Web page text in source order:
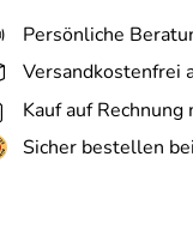
Persönliche
Versandkostenfrei
Kauf auf Rechnung
Sicher bestellen